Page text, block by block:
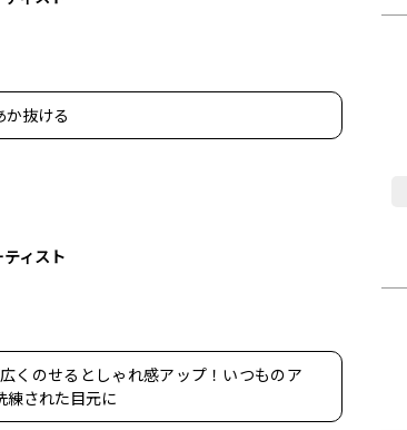
か抜ける
ィスト
くのせるとしゃれ感アップ！いつものア
練された目元に